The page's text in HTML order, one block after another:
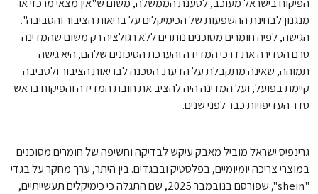
מנגנון לבחינת ההשפעות של הכימיקלים על בריאות הציבור והסביבה".
הגישה, לפיה חומרים מסוכנים נותרים ללא רגולציה רק משום שהמדינה
טרם הסדירה את דרכי המדידה והערכת הסיכונים שלהם, היא גישה
תמוהה, שאינה מתקבלת על הדעת. הסכנה לבריאות הציבור ולסביבה
קיימת בפועל, ועל המדינה היה להציב את חובת המדידה והפיקוח בראש
סדר העדיפויות כבר לפני שנים.
גרינפיס ישראל מוביל מאבק עיקש לבדיקה וחשיפה של חומרים מסוכנים
במוצרי צריכה יומיומיים, בפלסטיק ובבגדים. בין היתר, ערך מחקר על בגדי
"shein", שפורסם בנובמבר 2025, שם התגלה כי כימיקלים תעשייתיים,